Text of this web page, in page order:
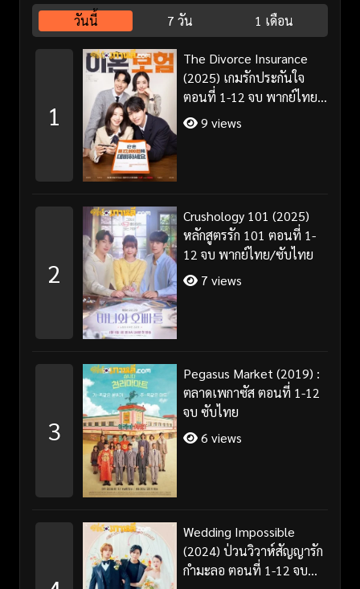
วันนี้ 7 วัน 1 เดือน
1
The Divorce Insurance
(2025) เกมรักประกันใจ
ตอนที่ 1-12 จบ พากย์ไทย
ซับไทย
9 views
2
Crushology 101 (2025)
หลักสูตรรัก 101 ตอนที่ 1-
12 จบ พากย์ไทย/ซับไทย
7 views
3
Pegasus Market (2019) :
ตลาดเพกาซัส ตอนที่ 1-12
จบ ซับไทย
6 views
Wedding Impossible
(2024) ป่วนวิวาห์สัญญารัก
กำมะลอ ตอนที่ 1-12 จบ